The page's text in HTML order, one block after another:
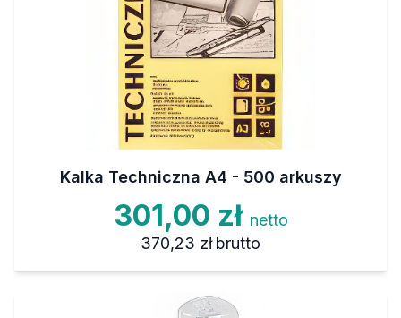
Kalka Techniczna A4 - 500 arkuszy
301,00 zł netto
370,23 zł brutto